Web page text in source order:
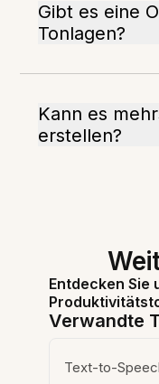
Gibt es eine
Tonlagen?
Kann es
erstellen?
Entdecken Sie
Verwandte
Text-to-